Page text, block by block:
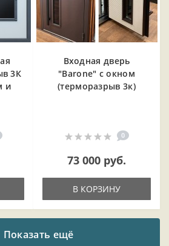
3К
и
Входная дверь
"Barone" с окном
(терморазрыв 3к)
0
73 000 руб.
В КОРЗИНУ
Показать ещё